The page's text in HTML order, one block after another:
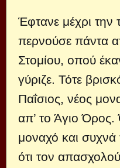
Έφτανε μέχρι
περνούσε πάντα
Στομίου, οπού
γύριζε. Τότε
Παΐσιος, νέος
απ’ το Άγιο
μοναχό και συχνά
ότι τον